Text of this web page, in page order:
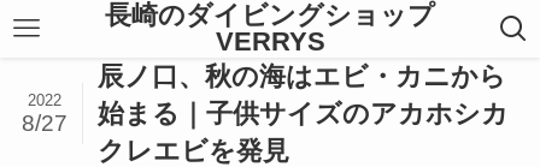
長崎のダイビングショップ
VERRYS
辰ノ口、秋の海はエビ・カニから
始まる｜子供サイズのアカホシカ
クレエビを発見
2022
8/27